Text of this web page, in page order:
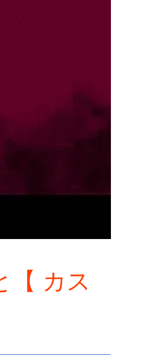
【 カス